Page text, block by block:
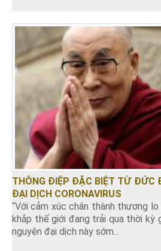
THÔNG ĐIỆP ĐẶC BIỆT TỪ ĐỨC
ĐẠI DỊCH CORONAVIRUS
“Với cảm xúc chân thành thương
khắp thế giới đang trải qua thời kỳ
nguyện đại dịch này sớm...